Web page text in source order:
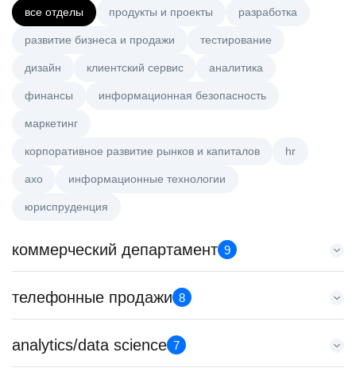
все отделы продукты и проекты разработка
развитие бизнеса и продажи тестирование
дизайн клиентский сервис аналитика
финансы информационная безопасность
маркетинг
корпоративное развитие рынков и капиталов hr
axo информационные технологии
юриспруденция
коммерческий департамент 9
Key Account Manager (EdTech)
HeadHunter::Коммерческий департамент
150000 ₽
телефонные продажи 8
Менеджер по продажам в сегменте среднего и крупного
бизнеса
analytics/data science 7